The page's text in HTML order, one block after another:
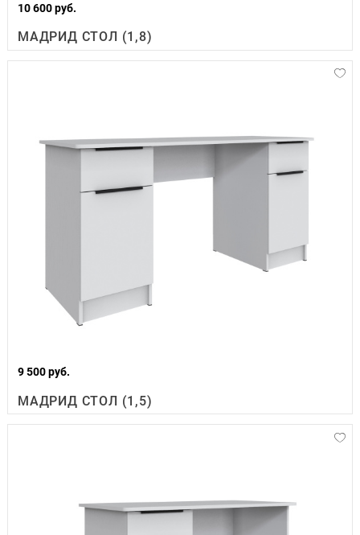
10 600 руб.
МАДРИД СТОЛ (1,8)
9 500 руб.
МАДРИД СТОЛ (1,5)